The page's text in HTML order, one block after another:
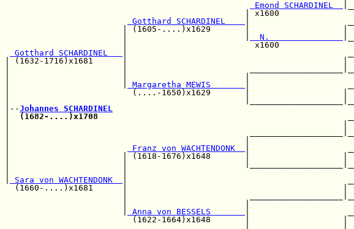
Emond SCHARDINEL
                                                 | x1600
Gotthard SCHARDINEL
                        | (1605-....)x1629       |                   |
  N.
                        |                          x1600
Gotthard SCHARDINEL
| (1632-1716)x1681      |                                            |
Margaretha MEWIS
|                         (....-1650)x1629       |                   |
|--Johannes SCHARDINEL
(1682-....)x1708
Franz von WACHTENDONK
|                       | (1618-1676)x1648       |                   |
Sara von WACHTENDONK
  (1660-....)x1681      |                                            |
Anna von BESSELS
                          (1622-1664)x1648       |                   |